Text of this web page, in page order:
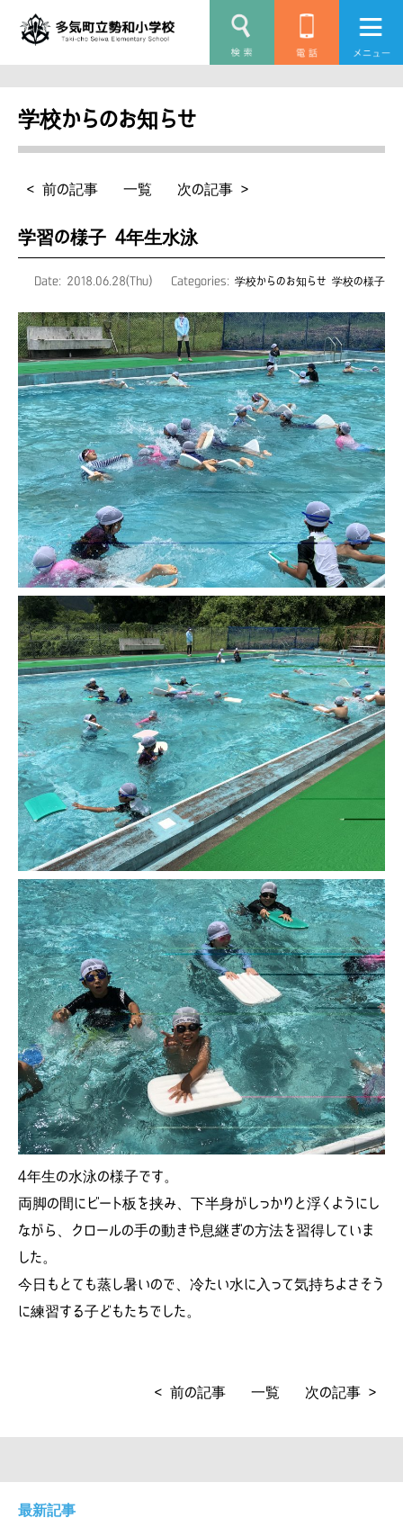
学校からのお知らせ
< 前の記事 一覧 次の記事 >
学習の様子 4年生水泳
Date: 2018.06.28(Thu) Categories: 学校からのお知らせ 学校の様子
4年生の水泳の様子です。
両脚の間にビート板を挟み、下半身がしっかりと浮くようにし
ながら、クロールの手の動きや息継ぎの方法を習得していま
した。
今日もとても蒸し暑いので、冷たい水に入って気持ちよさそう
に練習する子どもたちでした。
< 前の記事 一覧 次の記事 >
最新記事